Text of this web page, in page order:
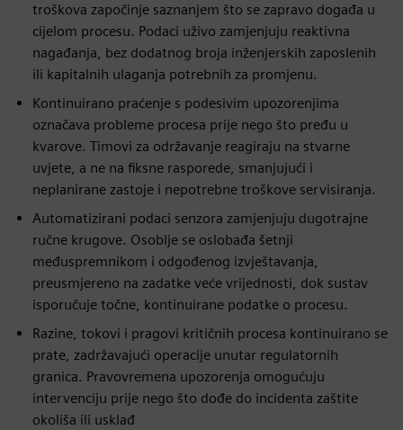
troškova započinje saznanjem što se zapravo događa u
cijelom procesu. Podaci uživo zamjenjuju reaktivna
nagađanja, bez dodatnog broja inženjerskih zaposlenih
ili kapitalnih ulaganja potrebnih za promjenu.
Kontinuirano praćenje s podesivim upozorenjima
označava probleme procesa prije nego što pređu u
kvarove. Timovi za održavanje reagiraju na stvarne
uvjete, a ne na fiksne rasporede, smanjujući i
neplanirane zastoje i nepotrebne troškove servisiranja.
Automatizirani podaci senzora zamjenjuju dugotrajne
ručne krugove. Osoblje se oslobađa šetnji
međuspremnikom i odgođenog izvještavanja,
preusmjereno na zadatke veće vrijednosti, dok sustav
isporučuje točne, kontinuirane podatke o procesu.
Razine, tokovi i pragovi kritičnih procesa kontinuirano se
prate, zadržavajući operacije unutar regulatornih
granica. Pravovremena upozorenja omogućuju
intervenciju prije nego što dođe do incidenta zaštite
okoliša ili usklađ